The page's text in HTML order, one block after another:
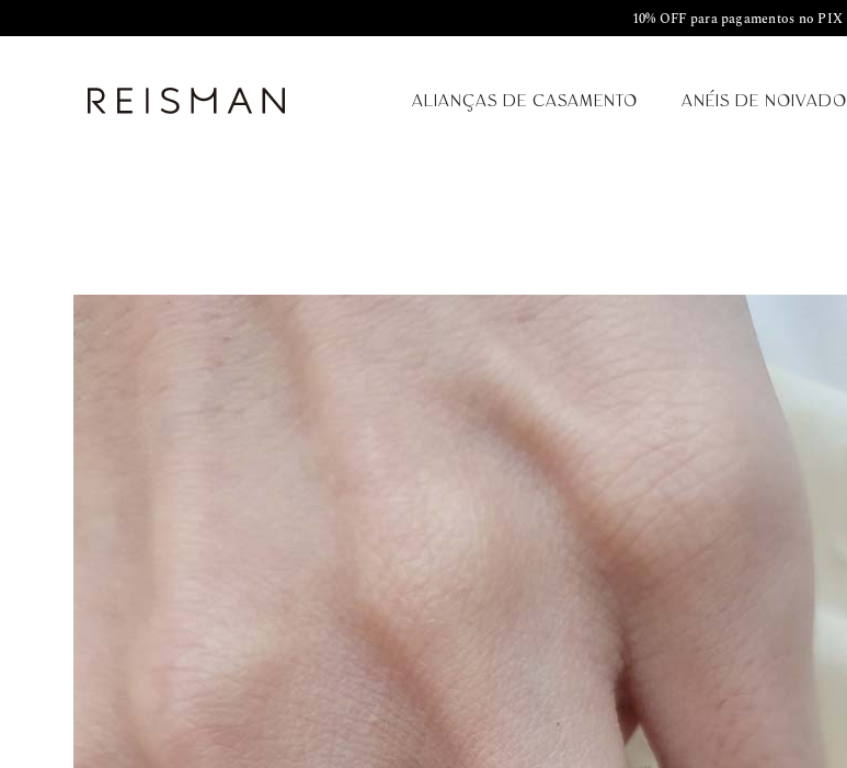
10% OFF para pagamentos no PIX
ALIANÇAS DE CASAMENTO ANÉIS DE NOIVADO